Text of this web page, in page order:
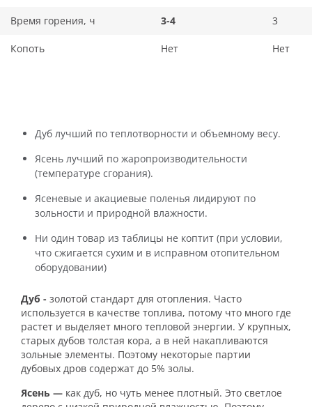
Время горения, ч 3-4 3
Копоть Нет Нет
Дуб лучший по теплотворности и объемному весу.
Ясень лучший по жаропроизводительности
(температуре сгорания).
Ясеневые и акациевые поленья лидируют по
зольности и природной влажности.
Ни один товар из таблицы не коптит (при условии,
что сжигается сухим и в исправном отопительном
оборудовании)
Дуб - золотой стандарт для отопления. Часто
используется в качестве топлива, потому что много где
растет и выделяет много тепловой энергии. У крупных,
старых дубов толстая кора, а в ней накапливаются
зольные элементы. Поэтому некоторые партии
дубовых дров содержат до 5% золы.
Ясень — как дуб, но чуть менее плотный. Это светлое